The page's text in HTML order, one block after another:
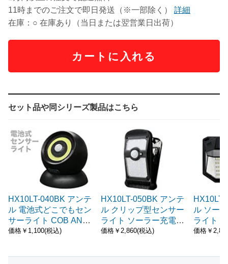
11時までのご注文で即日発送（※一部除く）
詳細
在庫：○ 在庫あり（当日または翌営業日出荷）
カートに入れる
セット品や同シリーズ製品はこちら
HX10LT-040BK アンテ
ル 電池式どこでもセン
サーライト COB ANT
EL
価格￥1,100(税込)
HX10LT-050BK アンテ
ル クリップ型センサー
ライト ソーラー充電式
ANTEL
価格￥2,860(税込)
ル ソー
ライト
価格￥